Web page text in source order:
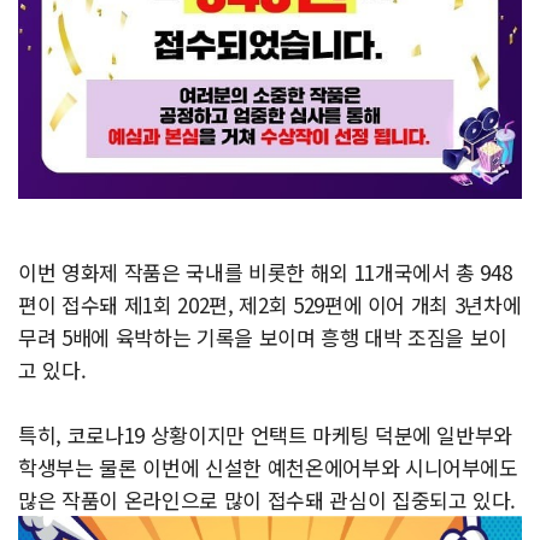
이번 영화제 작품은 국내를 비롯한 해외 11개국에서 총 948
편이 접수돼 제1회 202편, 제2회 529편에 이어 개최 3년차에
무려 5배에 육박하는 기록을 보이며 흥행 대박 조짐을 보이
고 있다.
특히, 코로나19 상황이지만 언택트 마케팅 덕분에 일반부와
학생부는 물론 이번에 신설한 예천온에어부와 시니어부에도
많은 작품이 온라인으로 많이 접수돼 관심이 집중되고 있다.